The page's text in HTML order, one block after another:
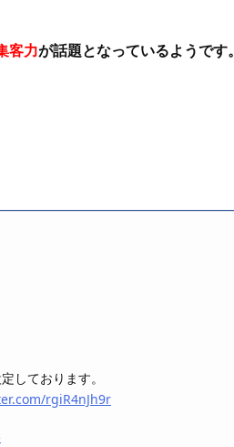
客力が話題となっているようです。
しております。
rgiR4nJh9r